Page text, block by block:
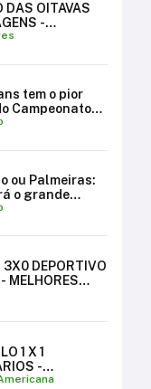
DAS OITAVAS
-
E
tem o pior
Campeonato
ou Palmeiras:
o grande
brasileiro?
DEPORTIVO
MELHORES
1 X 1
-
MOMENTOS |